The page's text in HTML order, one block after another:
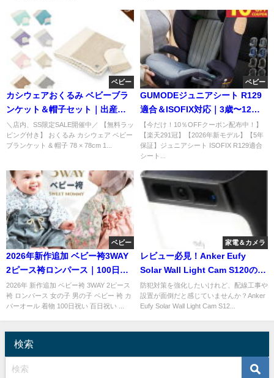
ベビー
カシウェアおくるみ ベビーブラ
ンケット＆帽子セット｜出産祝
いに人気の無料ラッピング付き
＼店内、SS限定SALE開催中／ 【無料ラッ
ピング付き】 おくるみ カシウェア ベビー
ブランケット & 帽子 78 × 78cm 1...
ベビー
GUMODEジュニアシート R129
適合＆ISOFIX対応｜3歳〜12歳
まで安心ロングユース
【今だけ！10％OFFクーポン配布中！】
【楽天291冠】【2026年新モデル】【5年
保証】ジュニアシート ISOFIX R129適合
シート...
ベビー
2026年新作追加 ベビー袴3WAY
2ピース袴ロンパース｜100日祝
い・初節句に人気
2026年 新作追加 ベビー袴 3WAY 2ピース
袴 ロンパース 女の子 男の子 ベビー 袴 カ
バーオール 着物 100日祝い 百日祝い ...
家電＆カメラ
レビュー必見！Anker Eufy
Solar Wall Light Cam S120の実
力と評判を徹底解説
防犯対策を強化したいけれど、配線工事や
設置が面倒だと感じていませんか？Anker
Eufy Solar Wall Light Cam S12...
検索